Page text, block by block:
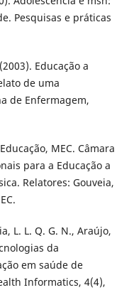
Pesquisas e práticas
Educação a
de uma
de Enfermagem,
MEC. Câmara
para a Educação a
Relatores: Gouveia,
L. L. Q. G. N., Araújo,
da
em saúde de
Informatics, 4(4),